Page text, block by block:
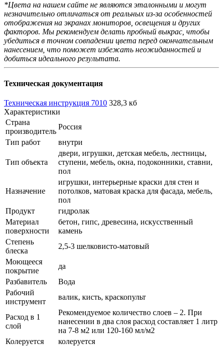
*Цвета на нашем сайте не являются эталонными и могут
незначительно отличаться от реальных из-за особенностей
отображения на экранах мониторов, освещения и других
факторов. Мы рекомендуем делать пробный выкрас, чтобы
убедиться в точном совпадении цвета перед окончательным
нанесением, что поможет избежать неожиданностей и
добиться идеального результата.
Техническая документация
Техническая инструкция 7010 328,3 кб
Характеристики
Страна
производитель
Россия
Тип работ
внутри
Тип объекта
двери, игрушки, детская мебель, лестницы,
ступени, мебель, окна, подоконники, ставни,
пол
Назначение
игрушки, интерьерные краски для стен и
потолков, матовая краска для фасада, мебель,
пол
Продукт
гидролак
Материал
поверхности
бетон, гипс, древесина, искусственный
камень
Степень
блеска
2,5-3 шелковисто-матовый
Моющееся
покрытие
да
Разбавитель
Вода
Рабочий
инструмент
валик, кисть, краскопульт
Расход в 1
слой
Рекомендуемое количество слоев – 2. При
нанесении в два слоя расход составляет 1 литр
на 7-8 м2 или 120-160 мл/м2
Колеруется
колеруется